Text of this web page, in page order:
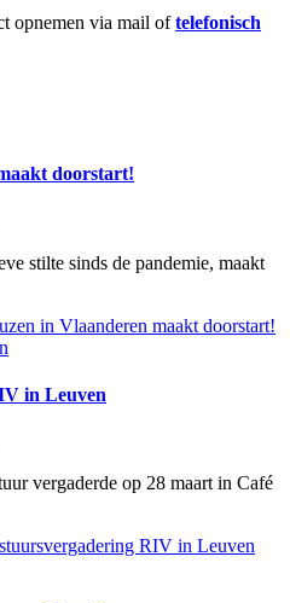
opnemen via mail oftelefonisch
doorstart!
stilte sinds de pandemie, maakt
in Vlaanderen maakt doorstart!
in Leuven
vergaderde op 28 maart in Café
RIV in Leuven